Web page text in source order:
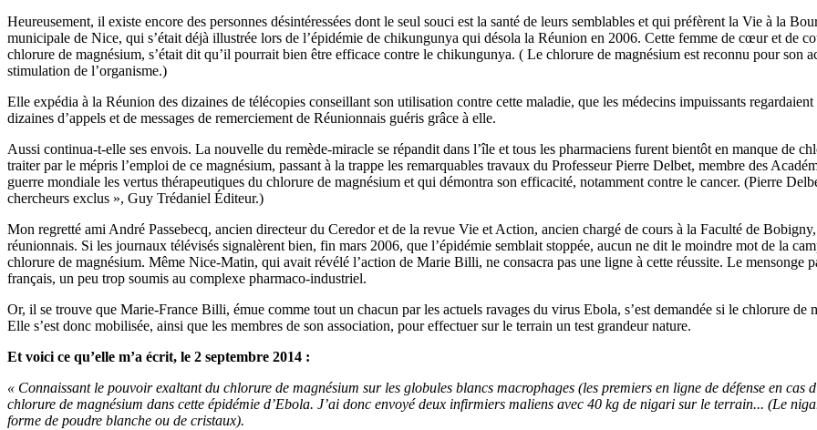
Heureusement, il existe encore des personnes désintéressées dont le seul souci est la santé de leurs semblables et qui préfèrent la Vie à la
municipale de Nice, qui s’était déjà illustrée lors de l’épidémie de chikungunya qui désola la Réunion en 2006. Cette femme de cœur et de
chlorure de magnésium, s’était dit qu’il pourrait bien être efficace contre le chikungunya. ( Le chlorure de magnésium est reconnu pour son
stimulation de l’organisme.)
Elle expédia à la Réunion des dizaines de télécopies conseillant son utilisation contre cette maladie, que les médecins impuissants
dizaines d’appels et de messages de remerciement de Réunionnais guéris grâce à elle.
Aussi continua-t-elle ses envois. La nouvelle du remède-miracle se répandit dans l’île et tous les pharmaciens furent bientôt en manque de
traiter par le mépris l’emploi de ce magnésium, passant à la trappe les remarquables travaux du Professeur Pierre Delbet, membre des
guerre mondiale les vertus thérapeutiques du chlorure de magnésium et qui démontra son efficacité, notamment contre le cancer. (Pierre
chercheurs exclus », Guy Trédaniel Éditeur.)
Mon regretté ami André Passebecq, ancien directeur du Ceredor et de la revue Vie et Action, ancien chargé de cours à la Faculté de
réunionnais. Si les journaux télévisés signalèrent bien, fin mars 2006, que l’épidémie semblait stoppée, aucun ne dit le moindre mot de la
chlorure de magnésium. Même Nice-Matin, qui avait révélé l’action de Marie Billi, ne consacra pas une ligne à cette réussite. Le mensonge
français, un peu trop soumis au complexe pharmaco-industriel.
Or, il se trouve que Marie-France Billi, émue comme tout un chacun par les actuels ravages du virus Ebola, s’est demandée si le chlorure de
Elle s’est donc mobilisée, ainsi que les membres de son association, pour effectuer sur le terrain un test grandeur nature.
Et voici ce qu’elle m’a écrit, le 2 septembre 2014 :
« Connaissant le pouvoir exaltant du chlorure de magnésium sur les globules blancs macrophages (les premiers en ligne de défense en cas
chlorure de magnésium dans cette épidémie d’Ebola. J’ai donc envoyé deux infirmiers maliens avec 40 kg de nigari sur le terrain... (Le
forme de poudre blanche ou de cristaux).